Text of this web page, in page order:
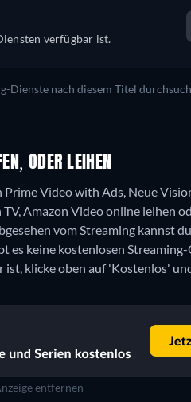
verfügbar ist.
Dienste nach diesem Titel
ODER LEIHEN
Video with Ads, Neue
Amazon Video online leihen
vom Streaming kannst
es keine kostenlosen
klicke oben auf 'Kostenlos'
entfernen